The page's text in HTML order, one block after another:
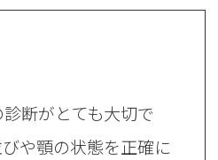
断がとても大切で
や顎の状態を正確に